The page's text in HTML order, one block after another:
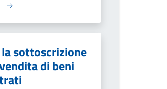
sottoscrizione
di beni